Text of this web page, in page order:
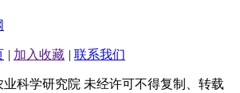
| 加入收藏 | 联系我们
科学研究院 未经许可不得复制、转载